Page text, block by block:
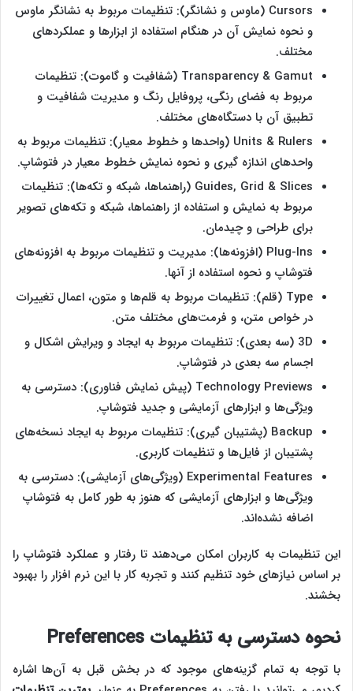
Cursors (ماوس و نشانگر): تنظیمات مربوط به نشانگر ماوس
و نحوه نمایش آن در هنگام استفاده از ابزارها و عملکردهای
مختلف.
Transparency & Gamut (شفافیت و گاموت): تنظیمات
مربوط به فضای رنگی، پروفایل رنگ و مدیریت شفافیت و
تطبیق آن با دستگاه‌های مختلف.
Units & Rulers (واحدها و خطوط معیار): تنظیمات مربوط به
واحدهای اندازه ‌گیری و نحوه نمایش خطوط معیار در فتوشاپ.
Guides, Grid & Slices (راهنماها، شبکه و تکه‌ها): تنظیمات
مربوط به نمایش و استفاده از راهنماها، شبکه و تکه‌های تصویر
برای طراحی و چیدمان.
Plug-Ins (افزونه‌ها): مدیریت و تنظیمات مربوط به افزونه‌های
فتوشاپ و نحوه استفاده از آنها.
Type (قلم): تنظیمات مربوط به قلم‌ها و متون، اعمال تغییرات
در خواص متن، و فرمت‌های مختلف متن.
3D (سه بعدی): تنظیمات مربوط به ایجاد و ویرایش اشکال و
اجسام سه بعدی در فتوشاپ.
Technology Previews (پیش نمایش فناوری): دسترسی به
ویژگی‌ها و ابزارهای آزمایشی و جدید فتوشاپ.
Backup (پشتیبان‌ گیری): تنظیمات مربوط به ایجاد نسخه‌های
پشتیبان از فایل‌ها و تنظیمات کاربری.
Experimental Features (ویژگی‌های آزمایشی): دسترسی به
ویژگی‌ها و ابزارهای آزمایشی که هنوز به‌ طور کامل به فتوشاپ
اضافه نشده‌اند.
این تنظیمات به کاربران امکان می‌دهند تا رفتار و عملکرد فتوشاپ را
بر اساس نیازهای خود تنظیم کنند و تجربه کار با این نرم ‌افزار را بهبود
بخشند.
نحوه دسترسی به تنظیمات Preferences
با توجه به تمام گزینه‌های موجود که در بخش قبل به آن‌ها اشاره